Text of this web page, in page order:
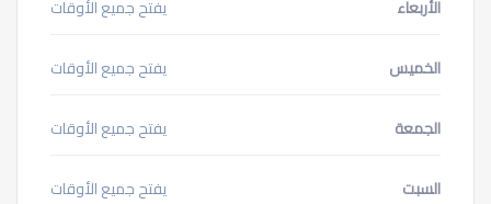
الأربعاء يفتح جميع الأوقات
الخميس يفتح جميع الأوقات
الجمعة يفتح جميع الأوقات
السبت يفتح جميع الأوقات